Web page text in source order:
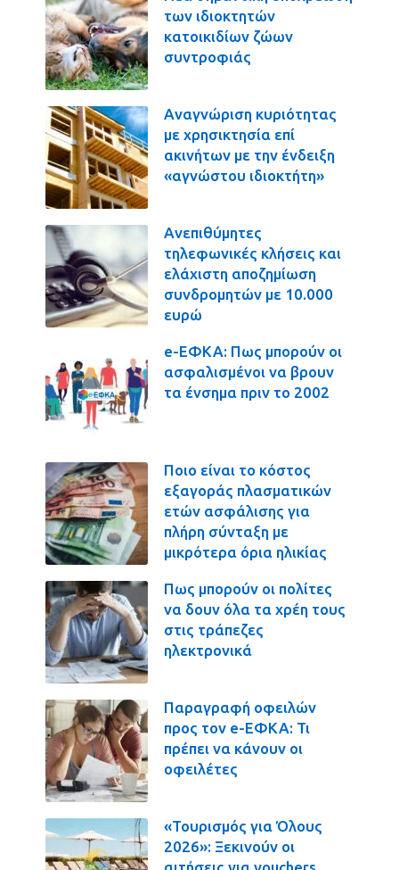
των ιδιοκτητών
κατοικιδίων ζώων
συντροφιάς
Αναγνώριση κυριότητας
με χρησικτησία επί
ακινήτων με την ένδειξη
«αγνώστου ιδιοκτήτη»
Ανεπιθύμητες
τηλεφωνικές κλήσεις και
ελάχιστη αποζημίωση
συνδρομητών με 10.000
ευρώ
e-ΕΦΚΑ: Πως μπορούν οι
ασφαλισμένοι να βρουν
τα ένσημα πριν το 2002
Ποιο είναι το κόστος
εξαγοράς πλασματικών
ετών ασφάλισης για
πλήρη σύνταξη με
μικρότερα όρια ηλικίας
Πως μπορούν οι πολίτες
να δουν όλα τα χρέη τους
στις τράπεζες
ηλεκτρονικά
Παραγραφή οφειλών
προς τον e-ΕΦΚΑ: Τι
πρέπει να κάνουν οι
οφειλέτες
«Τουρισμός για Όλους
2026»: Ξεκινούν οι
αιτήσεις για vouchers